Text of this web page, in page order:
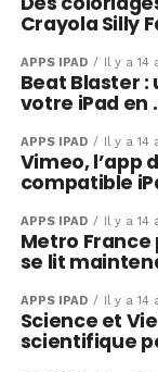
Crayola Silly
APPS IPAD Il y a 14
Beat Blaster
votre iPad
APPS IPAD Il y a 14
Vimeo, l’app
compatible
APPS IPAD Il y a 14
Metro France
se lit
APPS IPAD Il y a 14
Science et
scientifique